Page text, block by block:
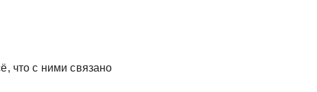
что с ними связано